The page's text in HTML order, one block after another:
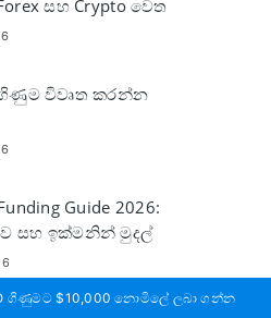
සහ Crypto වෙත
ගිණුම විවෘත කරන්න
Guide 2026:
සහ ඉක්මනින් මුදල්
කෙසේද?
ගිණුමට $10,000 නොමිලේ ලබා ගන්න